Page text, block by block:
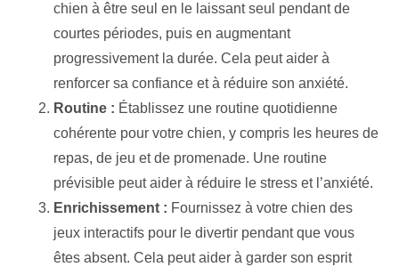
chien à être seul en le laissant seul pendant de
courtes périodes, puis en augmentant
progressivement la durée. Cela peut aider à
renforcer sa confiance et à réduire son anxiété.
Routine : Établissez une routine quotidienne
cohérente pour votre chien, y compris les heures de
repas, de jeu et de promenade. Une routine
prévisible peut aider à réduire le stress et l’anxiété.
Enrichissement : Fournissez à votre chien des
jeux interactifs pour le divertir pendant que vous
êtes absent. Cela peut aider à garder son esprit